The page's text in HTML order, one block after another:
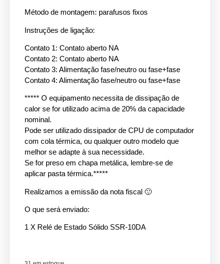
Método de montagem: parafusos fixos
Instruções de ligação:
Contato 1: Contato aberto NA
Contato 2: Contato aberto NA
Contato 3: Alimentação fase/neutro ou fase+fase
Contato 4: Alimentação fase/neutro ou fase+fase
***** O equipamento necessita de dissipação de
calor se for utilizado acima de 20% da capacidade
nominal.
Pode ser utilizado dissipador de CPU de computador
com cola térmica, ou qualquer outro modelo que
melhor se adapte à sua necessidade.
Se for preso em chapa metálica, lembre-se de
aplicar pasta térmica.*****
Realizamos a emissão da nota fiscal 🙂
O que será enviado:
1 X Relé de Estado Sólido SSR-10DA